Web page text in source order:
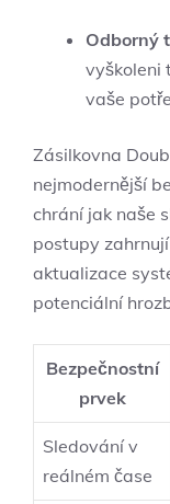
Odborný
vyškoleni
vaše
Zásilkovna
nejmodernější
chrání jak naše
postupy
aktualizace
potenciální
Bezpečnostní
prvek
Sledování v
reálném čase